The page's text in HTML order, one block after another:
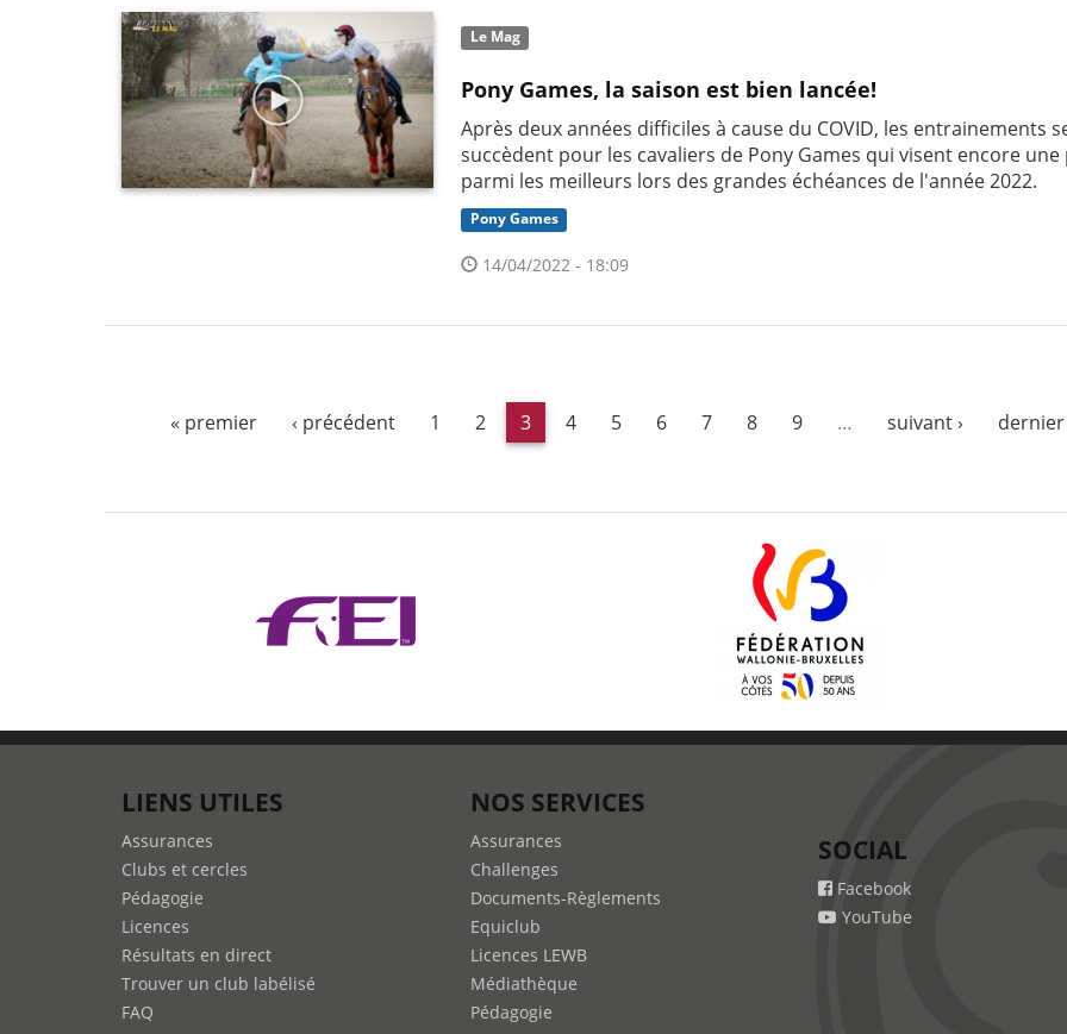
Le Mag
Pony Games, la saison est bien lancée!
Après deux années difficiles à cause du COVID, les entrainements
succèdent pour les cavaliers de Pony Games qui visent encore une
parmi les meilleurs lors des grandes échéances de l'année 2022.
Pony Games
14/04/2022 - 18:09
« premier ‹ précédent 1 2 3 4 5 6 7 8 9 … suivant › dernier
LIENS UTILES
Assurances
Clubs et cercles
Pédagogie
Licences
Résultats en direct
Trouver un club labélisé
FAQ
NOS SERVICES
Assurances
Challenges
Documents-Règlements
Equiclub
Licences LEWB
Médiathèque
Pédagogie
SOCIAL
Facebook
YouTube